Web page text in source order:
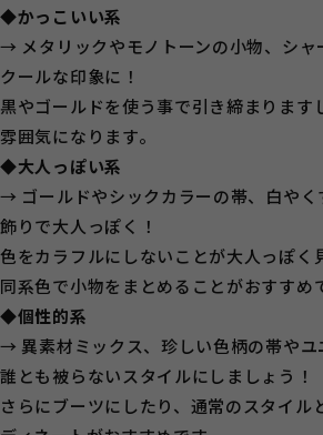
◆かっこいい系
→ メタリックやモノトーンの小物、シャ
クールな印象に！
黒やゴールドを使う事で引き締まります
雰囲気になります。
◆大人っぽい系
→ ゴールドやシックカラーの帯、白やく
飾りで大人っぽく！
色をカラフルにしないことが大人っぽ
同系色で小物をまとめることがおすすめ
◆個性的系
→ 異素材ミックス、珍しい色柄の帯やユ
誰とも被らないスタイルにしましょう！
さらにブーツにしたり、通常のスタイル